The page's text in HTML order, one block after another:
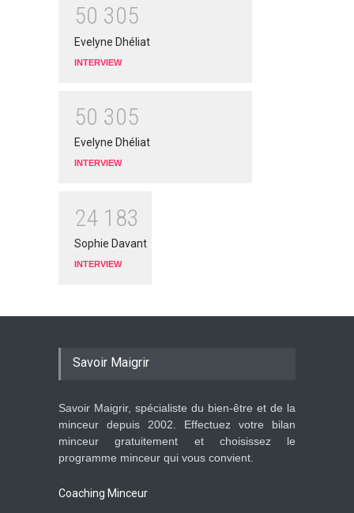
50 305
Evelyne Dhéliat
INTERVIEW
50 305
Evelyne Dhéliat
INTERVIEW
24 1 83
Sophie Davant
INTERVIEW
Savoir Maigrir
Savoir Maigrir, spécialiste du bien-être et de la
minceur depuis 2002. Effectuez votre bilan
minceur gratuitement et choisissez le
programme minceur qui vous convient.
Coaching Minceur